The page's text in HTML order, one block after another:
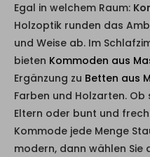
Egal in welchem Raum:
Holzoptik runden das
und Weise ab. Im
bieten Kommoden aus
Ergänzung zu Betten aus
Farben und Holzarten.
Eltern oder bunt und
Kommode jede Menge
modern, dann wählen Sie